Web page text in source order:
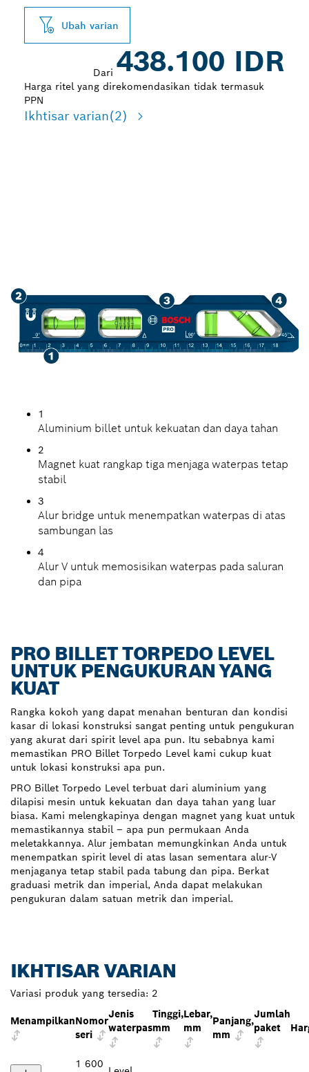
Ubah varian
Dari 438.100 IDR
Harga ritel yang direkomendasikan tidak termasuk
PPN
Ikhtisar varian(2)
1
Aluminium billet untuk kekuatan dan daya tahan
2
Magnet kuat rangkap tiga menjaga waterpas tetap
stabil
3
Alur bridge untuk menempatkan waterpas di atas
sambungan las
4
Alur V untuk memosisikan waterpas pada saluran
dan pipa
PRO BILLET TORPEDO LEVEL
UNTUK PENGUKURAN YANG
KUAT
Rangka kokoh yang dapat menahan benturan dan kondisi
kasar di lokasi konstruksi sangat penting untuk pengukuran
yang akurat dari spirit level apa pun. Itu sebabnya kami
memastikan PRO Billet Torpedo Level kami cukup kuat
untuk lokasi konstruksi apa pun.
PRO Billet Torpedo Level terbuat dari aluminium yang
dilapisi mesin untuk kekuatan dan daya tahan yang luar
biasa. Kami melengkapinya dengan magnet yang kuat untuk
memastikannya stabil – apa pun permukaan Anda
meletakkannya. Alur jembatan memungkinkan Anda untuk
menempatkan spirit level di atas lasan sementara alur-V
menjaganya tetap stabil pada tabung dan pipa. Berkat
graduasi metrik dan imperial, Anda dapat melakukan
pengukuran dalam satuan metrik dan imperial.
IKHTISAR VARIAN
Variasi produk yang tersedia: 2
MenampilkanNomor
seri
Jenis
waterpas
Tinggi,
mm
Lebar,
mm
Panjang,
mm
Jumlah
paket
1 600